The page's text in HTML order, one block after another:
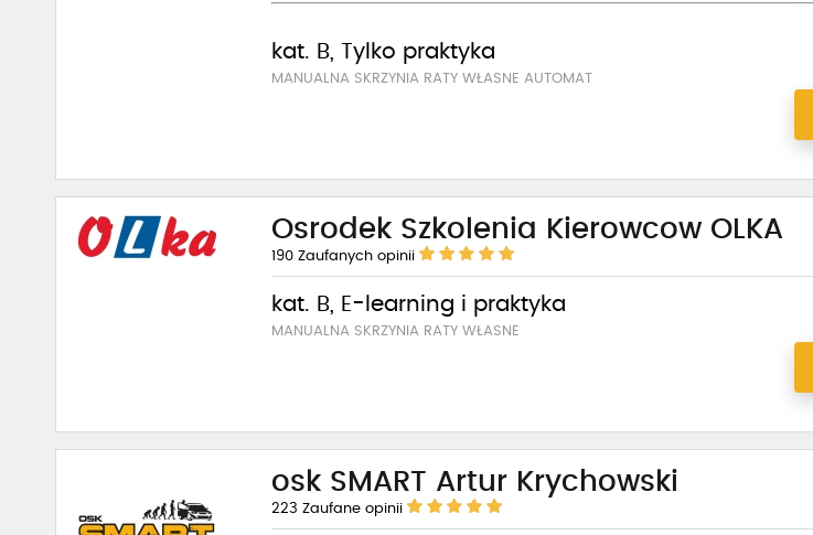
kat. B, Tylko praktyka
MANUALNA SKRZYNIA RATY WŁASNE AUTOMAT
Osrodek Szkolenia Kierowcow OLKA
190 Zaufanych opinii
kat. B, E-learning i praktyka
MANUALNA SKRZYNIA RATY WŁASNE
osk SMART Artur Krychowski
223 Zaufane opinii